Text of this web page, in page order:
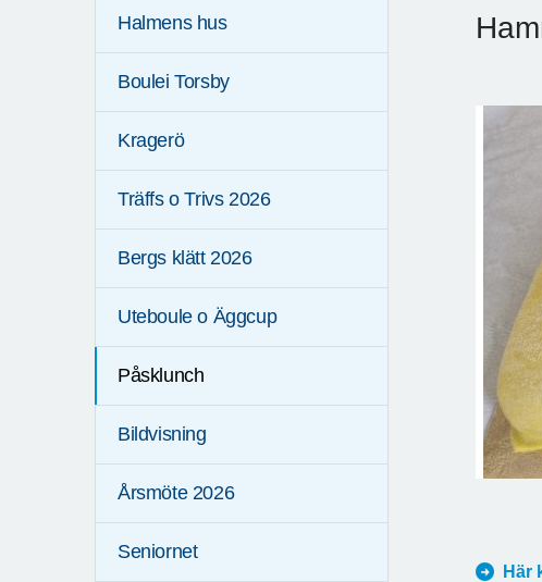
Halmens hus
Boulei Torsby
Kragerö
Träffs o Trivs 2026
Bergs klätt 2026
Uteboule o Äggcup
Påsklunch
Bildvisning
Årsmöte 2026
Seniornet
Här